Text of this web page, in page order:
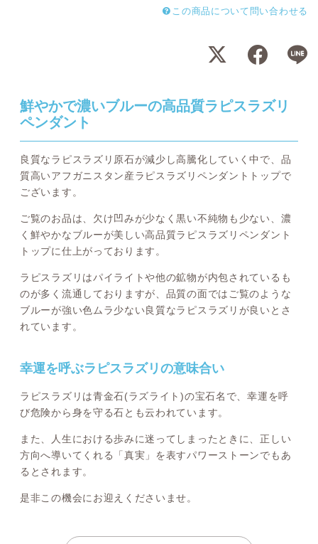
この商品について問い合わせる
鮮やかで濃いブルーの高品質ラピスラズリ
ペンダント
良質なラピスラズリ原石が減少し高騰化していく中で、品
質高いアフガニスタン産ラピスラズリペンダントトップで
ございます。
ご覧のお品は、欠け凹みが少なく黒い不純物も少ない、濃
く鮮やかなブルーが美しい高品質ラピスラズリペンダント
トップに仕上がっております。
ラピスラズリはパイライトや他の鉱物が内包されているも
のが多く流通しておりますが、品質の面ではご覧のような
ブルーが強い色ムラ少ない良質なラピスラズリが良いとさ
れています。
幸運を呼ぶラピスラズリの意味合い
ラピスラズリは青金石(ラズライト)の宝石名で、幸運を呼
び危険から身を守る石とも云われています。
また、人生における歩みに迷ってしまったときに、正しい
方向へ導いてくれる「真実」を表すパワーストーンでもあ
るとされます。
是非この機会にお迎えくださいませ。